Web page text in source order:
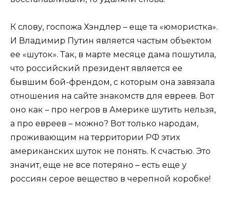
К слову, госпожа Хэндлер – еще та «юмористка».
И Владимир Путин является частым объектом
ее «шуток». Так, в марте месяце дама пошутила,
что российский президент является ее
бывшим бой-френдом, с которым она завязала
отношения на сайте знакомств для евреев. Вот
оно как – про негров в Америке шутить нельзя,
а про евреев – можно? Вот только народам,
проживающим на территории РФ этих
американских шуток не понять. К счастью. Это
значит, еще не все потеряно – есть еще у
россиян серое вещество в черепной коробке!